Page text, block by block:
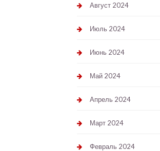
Август 2024
Июль 2024
Июнь 2024
Май 2024
Апрель 2024
Март 2024
Февраль 2024